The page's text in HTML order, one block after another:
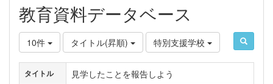
教育資料データベース
10件 タイトル(昇順) 特別支援学校
タイトル 見学したことを報告しよう